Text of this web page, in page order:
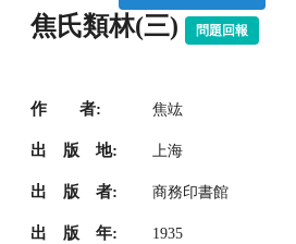
焦氏類林(三) 問題回報
作 者: 焦竑
出 版 地: 上海
出 版 者: 商務印書館
出 版 年: 1935